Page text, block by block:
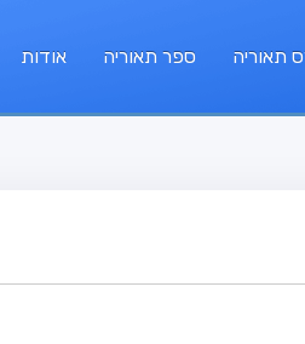
תאוריה ספר תאוריה אודות